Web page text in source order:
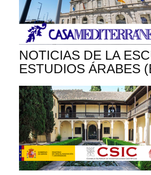
NOTICIAS DE LA
ESTUDIOS ÁRABES